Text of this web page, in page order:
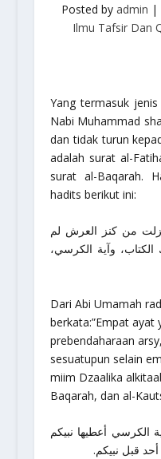
Posted byadmin |
Ilmu Tafsir Dan
Yang termasuk
Nabi Muhammad
dan tidak turun
adalah surat al-
surat al-Baqarah.
hadits berikut ini:
من كنز العرش لم
وآية الكرسي،
Dari Abi Umamah
berkata:”Empat
prebendaharaan
sesuatupun selain
miim Dzaalika
Baqarah, dan al-
الكرسي أعطيها نبيكم
قبل نبيكم.